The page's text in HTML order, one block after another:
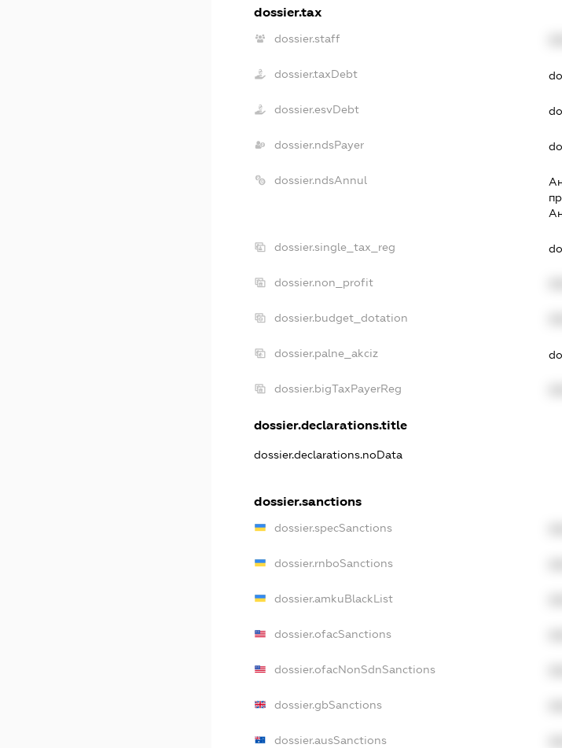
dossier.tax
dossier.staff
dossier.taxDebt
dossier.esvDebt
dossier.ndsPayer
dossier.ndsAnnul
dossier.single_tax_reg
dossier.non_profit
dossier.budget_dotation
dossier.palne_akciz
dossier.bigTaxPayerReg
dossier.declarations.title
dossier.declarations.noData
dossier.sanctions
dossier.specSanctions
dossier.rnboSanctions
dossier.amkuBlackList
dossier.ofacSanctions
dossier.ofacNonSdnSanctions
dossier.gbSanctions
dossier.ausSanctions